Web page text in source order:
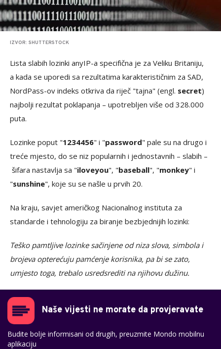
IZVOR: SHUTTERSTOCK
Lista slabih lozinki anyIP-a specifična je za Veliku Britaniju,
a kada se uporedi sa rezultatima karakterističnim za SAD,
NordPass-ov indeks otkriva da riječ "tajna" (engl. secret)
najbolji rezultat poklapanja – upotrebljen više od 328.000
puta.
Lozinke poput "1234456" i "password" pale su na drugo i
treće mjesto, do se niz popularnih i jednostavnih – slabih –
šifara nastavlja sa "iloveyou", "baseball", "monkey" i
"sunshine", koje su se našle u prvih 20.
Na kraju, savjet američkog Nacionalnog instituta za
standarde i tehnologiju za biranje bezbjednijih lozinki:
Teško pamtljive lozinke sačinjene od niza slova, simbola i
brojeva opterećuju pamćenje korisnika, pa bi se zato,
umjesto toga, trebalo usredsrediti na njihovu dužinu.
Naše vijesti ne morate da provjeravate
Budite bolje informisani od drugih, preuzmite Mondo mobilnu
aplikaciju